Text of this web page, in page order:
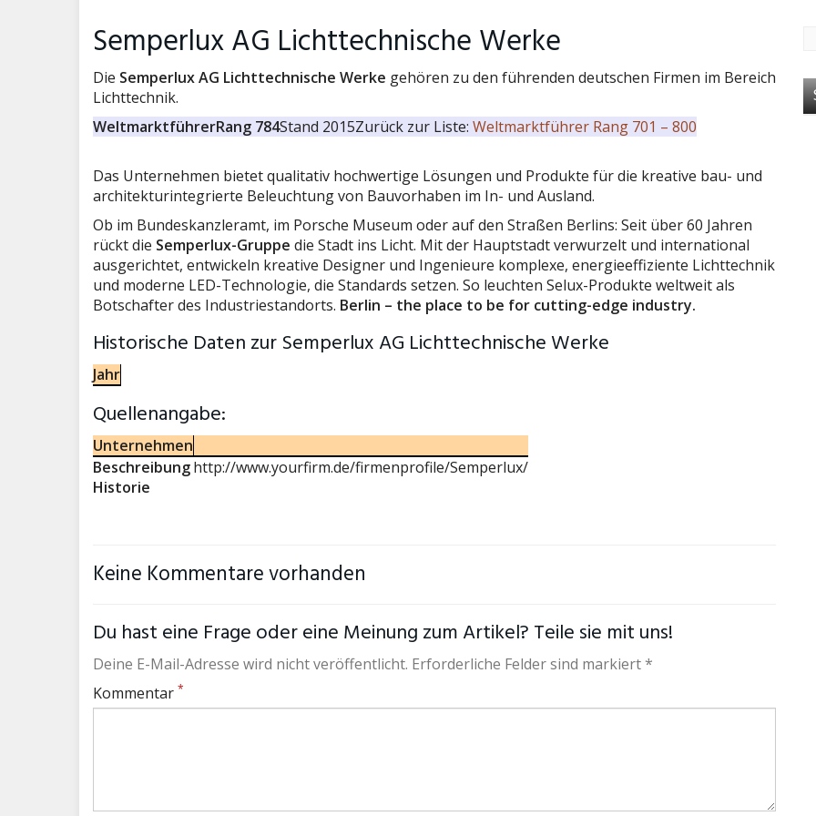
Semperlux AG Lichttechnische Werke
Die Semperlux AG Lichttechnische Werke gehören zu den führenden deutschen Firmen im Bereich
Lichttechnik.
WeltmarktführerRang 784Stand 2015Zurück zur Liste: Weltmarktführer Rang 701 – 800
Das Unternehmen bietet qualitativ hochwertige Lösungen und Produkte für die kreative bau- und
architekturintegrierte Beleuchtung von Bauvorhaben im In- und Ausland.
Ob im Bundeskanzleramt, im Porsche Museum oder auf den Straßen Berlins: Seit über 60 Jahren
rückt die Semperlux-Gruppe die Stadt ins Licht. Mit der Hauptstadt verwurzelt und international
ausgerichtet, entwickeln kreative Designer und Ingenieure komplexe, energieeffiziente Lichttechnik
und moderne LED-Technologie, die Standards setzen. So leuchten Selux-Produkte weltweit als
Botschafter des Industriestandorts. Berlin – the place to be for cutting-edge industry.
Historische Daten zur Semperlux AG Lichttechnische Werke
Jahr
Quellenangabe:
Unternehmen
Beschreibunghttp://www.yourfirm.de/firmenprofile/Semperlux/
Historie
Keine Kommentare vorhanden
Du hast eine Frage oder eine Meinung zum Artikel? Teile sie mit uns!
Deine E-Mail-Adresse wird nicht veröffentlicht. Erforderliche Felder sind markiert *
Kommentar *